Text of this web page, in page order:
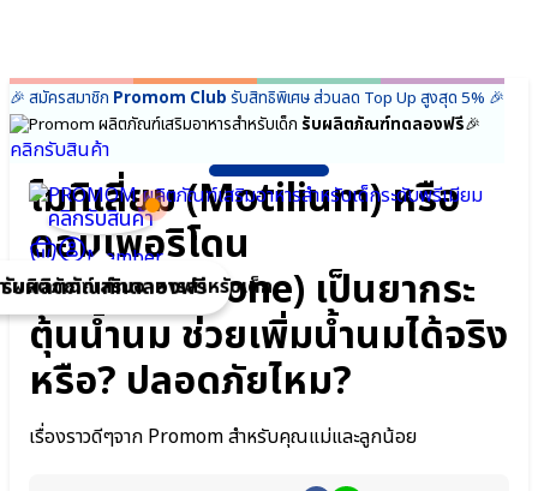
Skip
to
content
🎉 สมัครสมาชิก Promom Club รับสิทธิพิเศษ ส่วนลด Top Up สูงสุด 5% 🎉
รับผลิตภัณฑ์ทดลองฟรี🎉
คลิกรับสินค้า
กับ
ผู้ก่อตั้ง
Promom
Mission
ของเรา
ความ
แตก
ต่าง
FAQ
คำถาม
ผลิตภัณฑ์
คลิกรับสินค้า
รับผลิตภัณฑ์ทดลองฟรี
Member
ก่อ
ตั้ง
Promom
Mission
ของ
ความ
ต่าง
โมทิเลี่ยม (Motilium) หรือ
ดอมเพอริโดน
(Domperidone) เป็นยากระ
ตุ้นน้ำนม ช่วยเพิ่มน้ำนมได้จริง
หรือ? ปลอดภัยไหม?
เรื่องราวดีๆจาก Promom สำหรับคุณแม่และลูกน้อย